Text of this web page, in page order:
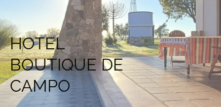
HOTEL
BOUTIQUE DE
CAMPO